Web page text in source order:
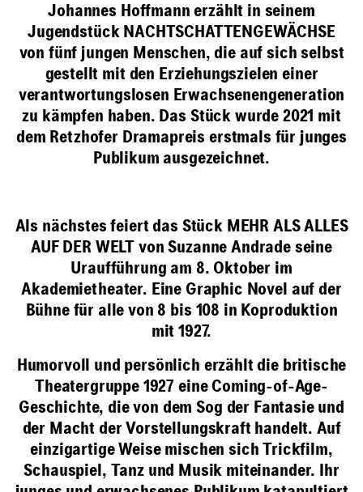
Johannes Hoffmann erzählt in seinem
Jugendstück NACHTSCHATTENGEWÄCHSE
von fünf jungen Menschen, die auf sich selbst
gestellt mit den Erziehungszielen einer
verantwortungslosen Erwachsenengeneration
zu kämpfen haben. Das Stück wurde 2021 mit
dem Retzhofer Dramapreis erstmals für junges
Publikum ausgezeichnet.
Als nächstes feiert das Stück MEHR ALS ALLES
AUF DER WELT von Suzanne Andrade seine
Uraufführung am 8. Oktober im
Akademietheater. Eine Graphic Novel auf der
Bühne für alle von 8 bis 108 in Koproduktion
mit 1927.
Humorvoll und persönlich erzählt die britische
Theatergruppe 1927 eine Coming-of-Age-
Geschichte, die von dem Sog der Fantasie und
der Macht der Vorstellungskraft handelt. Auf
einzigartige Weise mischen sich Trickfilm,
Schauspiel, Tanz und Musik miteinander. Ihr